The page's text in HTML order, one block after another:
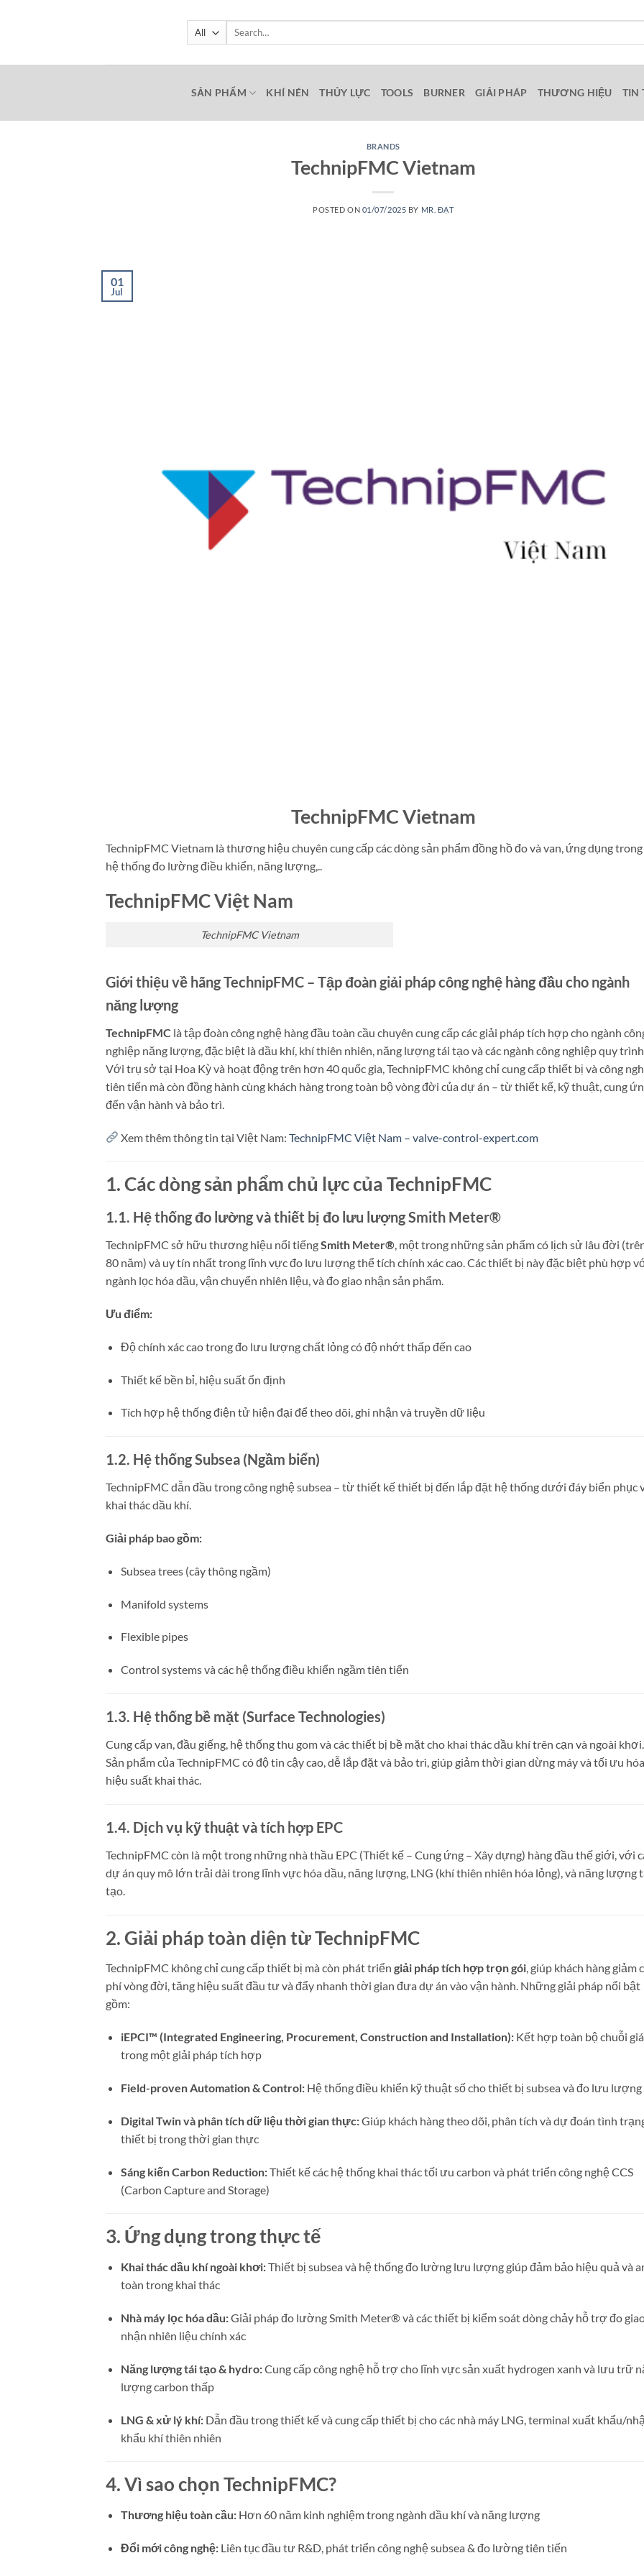
Search
SẢN PHẨM KHÍ NÉN THỦY LỰC TOOLS BURNER GIẢI PHÁP THƯƠNG HIỆU TIN
BRANDS
TechnipFMC Vietnam
POSTED ON 01/07/2025 BY MR. ĐẠT
01
Jul
TechnipFMC Vietnam
TechnipFMC Vietnam là thương hiệu chuyên cung cấp các dòng sản phẩm đồng hồ đo và van, ứng dụng trong
hệ thống đo lường điều khiển, năng lượng,..
TechnipFMC Việt Nam
TechnipFMC Vietnam
Giới thiệu về hãng TechnipFMC – Tập đoàn giải pháp công nghệ hàng đầu cho ngành
năng lượng
TechnipFMC là tập đoàn công nghệ hàng đầu toàn cầu chuyên cung cấp các giải pháp tích hợp cho ngành
nghiệp năng lượng, đặc biệt là dầu khí, khí thiên nhiên, năng lượng tái tạo và các ngành công nghiệp quy
Với trụ sở tại Hoa Kỳ và hoạt động trên hơn 40 quốc gia, TechnipFMC không chỉ cung cấp thiết bị và công
tiên tiến mà còn đồng hành cùng khách hàng trong toàn bộ vòng đời của dự án – từ thiết kế, kỹ thuật, cung
đến vận hành và bảo trì.
Xem thêm thông tin tại Việt Nam:TechnipFMC Việt Nam – valve-control-expert.com
1. Các dòng sản phẩm chủ lực của TechnipFMC
1.1. Hệ thống đo lường và thiết bị đo lưu lượng Smith Meter®
TechnipFMC sở hữu thương hiệu nổi tiếngSmith Meter®, một trong những sản phẩm có lịch sử lâu đời
80 năm) và uy tín nhất trong lĩnh vực đo lưu lượng thể tích chính xác cao. Các thiết bị này đặc biệt phù hợp
ngành lọc hóa dầu, vận chuyển nhiên liệu, và đo giao nhận sản phẩm.
Ưu điểm:
Độ chính xác cao trong đo lưu lượng chất lỏng có độ nhớt thấp đến cao
Thiết kế bền bỉ, hiệu suất ổn định
Tích hợp hệ thống điện tử hiện đại để theo dõi, ghi nhận và truyền dữ liệu
1.2. Hệ thống Subsea (Ngầm biển)
TechnipFMC dẫn đầu trong công nghệ subsea – từ thiết kế thiết bị đến lắp đặt hệ thống dưới đáy biển phục
khai thác dầu khí.
Giải pháp bao gồm:
Subsea trees (cây thông ngầm)
Manifold systems
Flexible pipes
Control systems và các hệ thống điều khiển ngầm tiên tiến
1.3. Hệ thống bề mặt (Surface Technologies)
Cung cấp van, đầu giếng, hệ thống thu gom và các thiết bị bề mặt cho khai thác dầu khí trên cạn và ngoài khơi.
Sản phẩm của TechnipFMC có độ tin cậy cao, dễ lắp đặt và bảo trì, giúp giảm thời gian dừng máy và tối ưu hóa
hiệu suất khai thác.
1.4. Dịch vụ kỹ thuật và tích hợp EPC
TechnipFMC còn là một trong những nhà thầu EPC (Thiết kế – Cung ứng – Xây dựng) hàng đầu thế giới, với
dự án quy mô lớn trải dài trong lĩnh vực hóa dầu, năng lượng, LNG (khí thiên nhiên hóa lỏng), và năng lượng
tạo.
2. Giải pháp toàn diện từ TechnipFMC
TechnipFMC không chỉ cung cấp thiết bị mà còn phát triển giải pháp tích hợp trọn gói, giúp khách hàng giảm
phí vòng đời, tăng hiệu suất đầu tư và đẩy nhanh thời gian đưa dự án vào vận hành. Những giải pháp nổi bật
gồm:
iEPCI™ (Integrated Engineering, Procurement, Construction and Installation):Kết hợp toàn bộ chuỗi
trong một giải pháp tích hợp
Field-proven Automation & Control:Hệ thống điều khiển kỹ thuật số cho thiết bị subsea và đo lưu lượng
Digital Twin và phân tích dữ liệu thời gian thực:Giúp khách hàng theo dõi, phân tích và dự đoán tình
thiết bị trong thời gian thực
Sáng kiến Carbon Reduction:Thiết kế các hệ thống khai thác tối ưu carbon và phát triển công nghệ CCS
(Carbon Capture and Storage)
3. Ứng dụng trong thực tế
Khai thác dầu khí ngoài khơi:Thiết bị subsea và hệ thống đo lường lưu lượng giúp đảm bảo hiệu quả và
toàn trong khai thác
Nhà máy lọc hóa dầu:Giải pháp đo lường Smith Meter® và các thiết bị kiểm soát dòng chảy hỗ trợ đo
nhận nhiên liệu chính xác
Năng lượng tái tạo & hydro:Cung cấp công nghệ hỗ trợ cho lĩnh vực sản xuất hydrogen xanh và lưu trữ
lượng carbon thấp
LNG & xử lý khí:Dẫn đầu trong thiết kế và cung cấp thiết bị cho các nhà máy LNG, terminal xuất khẩu/
khẩu khí thiên nhiên
4. Vì sao chọn TechnipFMC?
Thương hiệu toàn cầu:Hơn 60 năm kinh nghiệm trong ngành dầu khí và năng lượng
Đổi mới công nghệ:Liên tục đầu tư R&D, phát triển công nghệ subsea & đo lường tiên tiến